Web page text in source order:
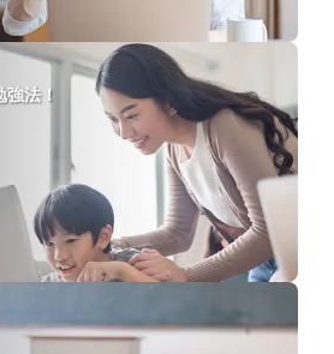
強法！